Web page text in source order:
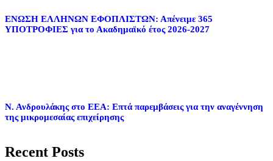
ΕΝΩΣΗ ΕΛΛΗΝΩΝ ΕΦΟΠΛΙΣΤΩΝ: Απένειμε 365
ΥΠΟΤΡΟΦΙΕΣ για το Ακαδημαϊκό έτος 2026-2027
Ν. Ανδρουλάκης στο ΕΕΑ: Επτά παρεμβάσεις για την αναγέννηση
της μικρομεσαίας επιχείρησης
Recent Posts